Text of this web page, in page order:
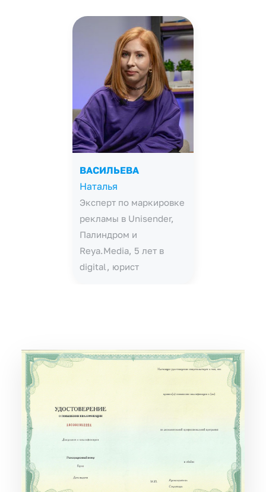
ВАСИЛЬЕВА
Наталья
Эксперт по маркировке
рекламы в Unisender,
Палиндром и
Reya.Media, 5 лет в
digital, юрист